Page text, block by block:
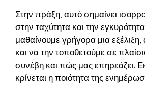
Στην πράξη, αυτό σημαίνει
στην ταχύτητα και την
μαθαίνουμε γρήγορα μια εξέλιξη,
και να την τοποθετούμε σε
συνέβη και πώς μας επηρεάζει.
κρίνεται η ποιότητα της